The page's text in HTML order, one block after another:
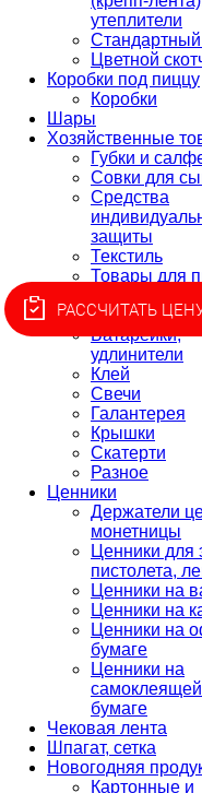
утеплители
Стандартный
Цветной
Коробки под пиццу
Коробки
Шары
Хозяйственные
Губки и
Совки для
Средства
защиты
Текстиль
Товары для
Батарейки,
удлинители
Клей
Свечи
Галантерея
Крышки
Скатерти
Разное
Ценники
Держатели
монетницы
Ценники для
пистолета,
Ценники на
Ценники на
Ценники на
бумаге
Ценники на
бумаге
Чековая лента
Шпагат, сетка
Новогодняя
Картонные и
РАССЧИТАТЬ